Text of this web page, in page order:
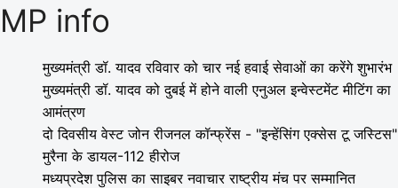
MP info
मुख्यमंत्री डॉ. यादव रविवार को चार नई हवाई सेवाओं का करेंगे शुभारंभ
मुख्यमंत्री डॉ. यादव को दुबई में होने वाली एनुअल इन्वेस्टमेंट मीटिंग का
आमंत्रण
दो दिवसीय वेस्ट जोन रीजनल कॉन्फ्रेंस - "इन्हेंसिंग एक्सेस टू जस्टिस"
मुरैना के डायल-112 हीरोज
मध्यप्रदेश पुलिस का साइबर नवाचार राष्ट्रीय मंच पर सम्मानित